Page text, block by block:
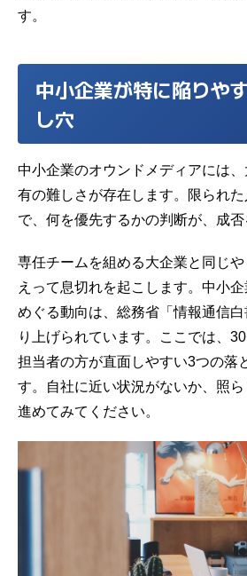
す。
中小企業が特に陥りや
し穴
中小企業のオウンドメディアには
有の難しさが存在します。限られ
で、何を優先するかの判断が、成否
専任チームを組める大企業と同じ
えって息切れを起こします。中小
めぐる動向は、 総務省「情報通信白
り上げられています。ここでは、
担当者の方が直面しやすい3つの落
す。自社に近い状況がないか、照
進めてみてください。